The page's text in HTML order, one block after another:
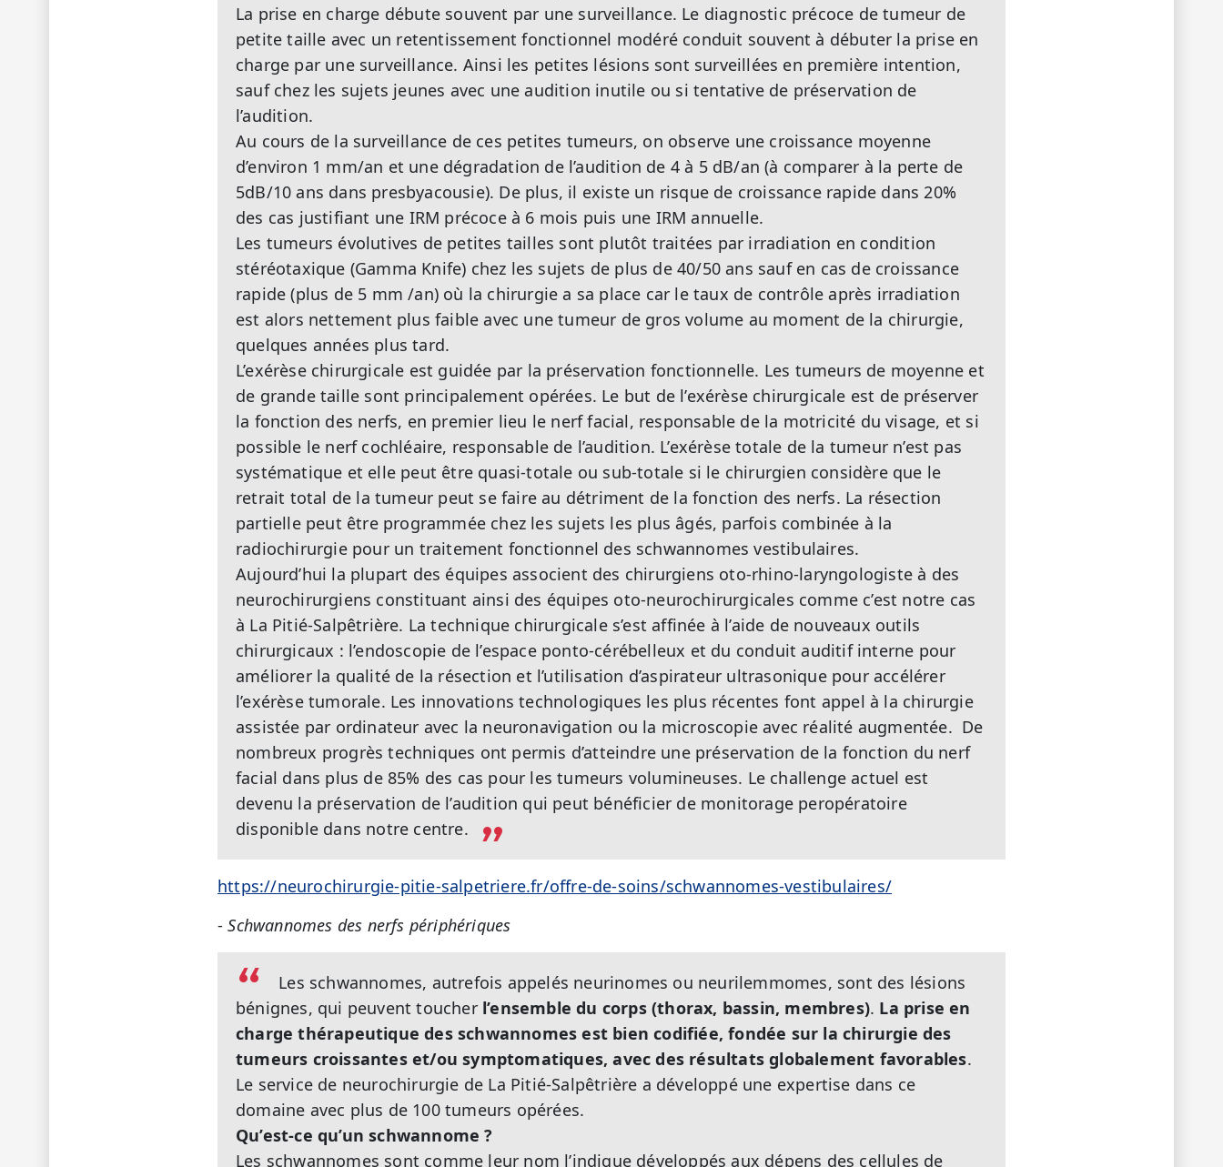
La prise en charge débute souvent par une surveillance. Le diagnostic précoce de tumeur de
petite taille avec un retentissement fonctionnel modéré conduit souvent à débuter la prise en
charge par une surveillance. Ainsi les petites lésions sont surveillées en première intention,
sauf chez les sujets jeunes avec une audition inutile ou si tentative de préservation de
l’audition.
Au cours de la surveillance de ces petites tumeurs, on observe une croissance moyenne
d’environ 1 mm/an et une dégradation de l’audition de 4 à 5 dB/an (à comparer à la perte de
5dB/10 ans dans presbyacousie). De plus, il existe un risque de croissance rapide dans 20%
des cas justifiant une IRM précoce à 6 mois puis une IRM annuelle.
Les tumeurs évolutives de petites tailles sont plutôt traitées par irradiation en condition
stéréotaxique (Gamma Knife) chez les sujets de plus de 40/50 ans sauf en cas de croissance
rapide (plus de 5 mm /an) où la chirurgie a sa place car le taux de contrôle après irradiation
est alors nettement plus faible avec une tumeur de gros volume au moment de la chirurgie,
quelques années plus tard.
L’exérèse chirurgicale est guidée par la préservation fonctionnelle. Les tumeurs de moyenne et
de grande taille sont principalement opérées. Le but de l’exérèse chirurgicale est de préserver
la fonction des nerfs, en premier lieu le nerf facial, responsable de la motricité du visage, et si
possible le nerf cochléaire, responsable de l’audition. L’exérèse totale de la tumeur n’est pas
systématique et elle peut être quasi-totale ou sub-totale si le chirurgien considère que le
retrait total de la tumeur peut se faire au détriment de la fonction des nerfs. La résection
partielle peut être programmée chez les sujets les plus âgés, parfois combinée à la
radiochirurgie pour un traitement fonctionnel des schwannomes vestibulaires.
Aujourd’hui la plupart des équipes associent des chirurgiens oto-rhino-laryngologiste à des
neurochirurgiens constituant ainsi des équipes oto-neurochirurgicales comme c’est notre cas
à La Pitié-Salpêtrière. La technique chirurgicale s’est affinée à l’aide de nouveaux outils
chirurgicaux : l’endoscopie de l’espace ponto-cérébelleux et du conduit auditif interne pour
améliorer la qualité de la résection et l’utilisation d’aspirateur ultrasonique pour accélérer
l’exérèse tumorale. Les innovations technologiques les plus récentes font appel à la chirurgie
assistée par ordinateur avec la neuronavigation ou la microscopie avec réalité augmentée. De
nombreux progrès techniques ont permis d’atteindre une préservation de la fonction du nerf
facial dans plus de 85% des cas pour les tumeurs volumineuses. Le challenge actuel est
devenu la préservation de l’audition qui peut bénéficier de monitorage peropératoire
disponible dans notre centre.
https://neurochirurgie-pitie-salpetriere.fr/offre-de-soins/schwannomes-vestibulaires/
-Schwannomes des nerfs périphériques
Les schwannomes, autrefois appelés neurinomes ou neurilemmomes, sont des lésions
bénignes, qui peuvent toucher l’ensemble du corps (thorax, bassin, membres). La prise en
charge thérapeutique des schwannomes est bien codifiée, fondée sur la chirurgie des
tumeurs croissantes et/ou symptomatiques, avec des résultats globalement favorables.
Le service de neurochirurgie de La Pitié-Salpêtrière a développé une expertise dans ce
domaine avec plus de 100 tumeurs opérées.
Qu’est-ce qu’un schwannome ?
Les schwannomes sont comme leur nom l’indique développés aux dépens des cellules de